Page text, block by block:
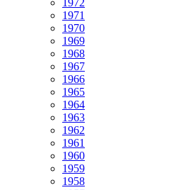
1972
1971
1970
1969
1968
1967
1966
1965
1964
1963
1962
1961
1960
1959
1958